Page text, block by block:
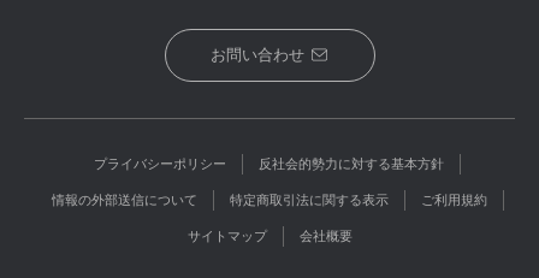
お問い合わせ
プライバシーポリシー 反社会的勢力に対する基本方針
情報の外部送信について 特定商取引法に関する表示 ご利用規約
サイトマップ 会社概要